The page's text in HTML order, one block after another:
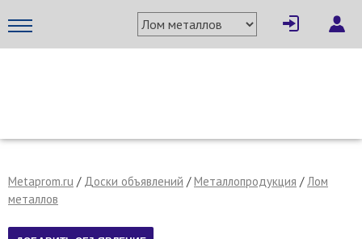
Metaprom.ru / Доски объявлений /Металлопродукция /Лом
металлов